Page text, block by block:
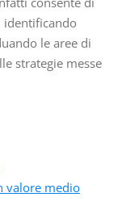
identificando
le aree di
strategie messe
valore medio